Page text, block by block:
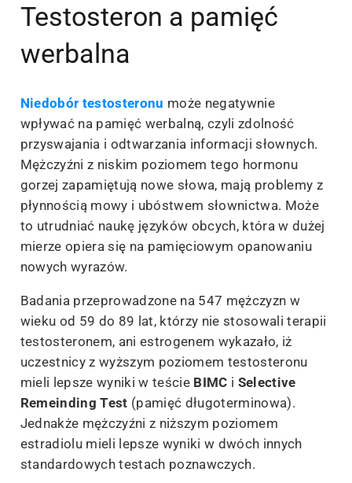
Testosteron a pamięć
werbalna
Niedobór testosteronu może negatywnie
wpływać na pamięć werbalną, czyli zdolność
przyswajania i odtwarzania informacji słownych.
Mężczyźni z niskim poziomem tego hormonu
gorzej zapamiętują nowe słowa, mają problemy z
płynnością mowy i ubóstwem słownictwa. Może
to utrudniać naukę języków obcych, która w dużej
mierze opiera się na pamięciowym opanowaniu
nowych wyrazów.
Badania przeprowadzone na 547 mężczyzn w
wieku od 59 do 89 lat, którzy nie stosowali terapii
testosteronem, ani estrogenem wykazało, iż
uczestnicy z wyższym poziomem testosteronu
mieli lepsze wyniki w teście BIMC i Selective
Remeinding Test (pamięć długoterminowa).
Jednakże mężczyźni z niższym poziomem
estradiolu mieli lepsze wyniki w dwóch innych
standardowych testach poznawczych.